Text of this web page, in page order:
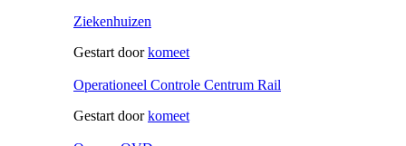
Ziekenhuizen
Gestart doorkomeet
Operationeel Controle Centrum Rail
Gestart doorkomeet